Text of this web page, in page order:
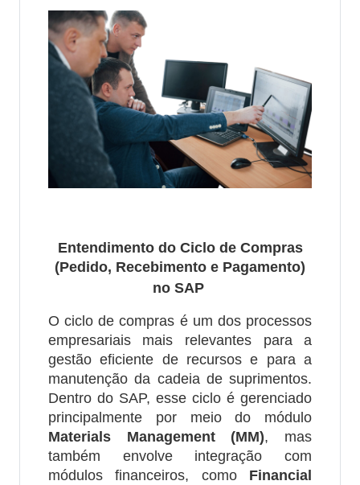
Entendimento do Ciclo de Compras
(Pedido, Recebimento e Pagamento)
no SAP
O ciclo de compras é um dos processos
empresariais mais relevantes para a
gestão eficiente de recursos e para a
manutenção da cadeia de suprimentos.
Dentro do SAP, esse ciclo é gerenciado
principalmente por meio do módulo
Materials Management (MM), mas
também envolve integração com
módulos financeiros, como Financial